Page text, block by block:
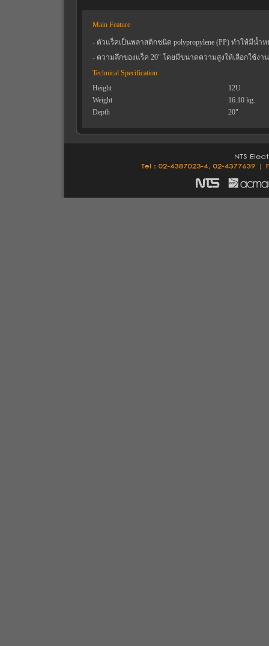
Main Feature
- ตัวแร็คเป็นพลาสติกชนิด polypropylene (PP) ทำให้มีน้
- ความลึกของแร็ค 20" โดยมีขนาดความสูงให้เลือกใช้งา
Technical Specification
Height
12U
Weight
16.10 kg.
Depth
20"